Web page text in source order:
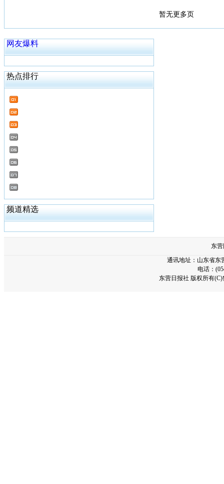
暂无更多页
网友爆料
热点排行
频道精选
东
通讯地址：山东省东
电话：
东营日报社 版权所有(C)